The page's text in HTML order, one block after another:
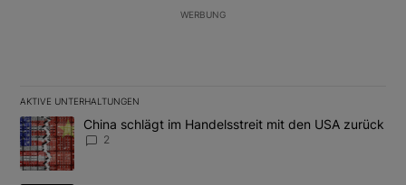
WERBUNG
AKTIVE UNTERHALTUNGEN
Das Folgende ist eine Liste der am meisten kommentierten
Ein Trendartikel mit dem Titel "China schlägt im Handelsstreit
China schlägt im Handelsstreit mit den USA zurück
2